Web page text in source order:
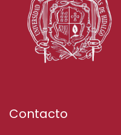
Contacto